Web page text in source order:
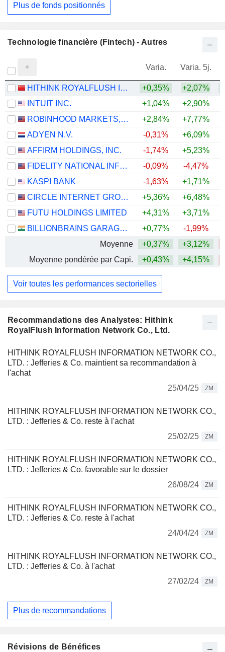
Recommandations des Analystes: Hithink
RoyalFlush Information Network Co., Ltd.
HITHINK ROYALFLUSH INFORMATION NETWORK CO.,
LTD. : Jefferies & Co. maintient sa recommandation à
l'achat
25/04/25
ZM
HITHINK ROYALFLUSH INFORMATION NETWORK CO.,
LTD. : Jefferies & Co. reste à l'achat
25/02/25
ZM
HITHINK ROYALFLUSH INFORMATION NETWORK CO.,
LTD. : Jefferies & Co. favorable sur le dossier
26/08/24
ZM
HITHINK ROYALFLUSH INFORMATION NETWORK CO.,
LTD. : Jefferies & Co. reste à l'achat
24/04/24
ZM
HITHINK ROYALFLUSH INFORMATION NETWORK CO.,
LTD. : Jefferies & Co. à l'achat
27/02/24
ZM
Plus de recommandations
Plus de fonds positionnés
Technologie financière (Fintech) - Autres
Varia. Varia. 5j.
HITHINK ROYALFLUSH INFORMATION NETWORK CO., LTD. +0,35% +2,07%
INTUIT INC.
+1,04% +2,90%
ROBINHOOD MARKETS, INC.
+2,84% +7,77%
ADYEN N.V.
-0,31% +6,09%
AFFIRM HOLDINGS, INC.
-1,74% +5,23%
FIDELITY NATIONAL INFORMATION SERVICES, INC.
-0,09% -4,47%
KASPI BANK
-1,63% +1,71%
CIRCLE INTERNET GROUP, INC.
+5,36% +6,48%
FUTU HOLDINGS LIMITED
+4,31% +3,71%
BILLIONBRAINS GARAGE VENTURES LIMITED
+0,77%
-1,99%
Moyenne
+0,37% +3,12%
Moyenne pondérée par Capi.
+0,43% +4,15%
Voir toutes les performances sectorielles
Révisions de Bénéfices